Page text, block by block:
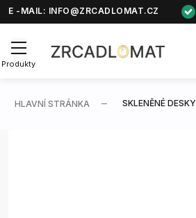
E -MAIL: INFO@ZRCADLOMAT.CZ
Produkty
HLAVNÍ STRÁNKA SKLENĚNÉ DESKY